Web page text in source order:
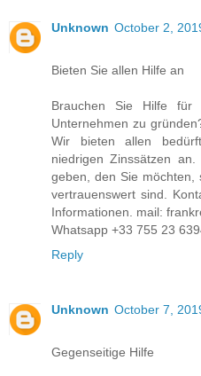
Unknown October 2,
Bieten Sie allen Hilfe an
Brauchen Sie Hilfe
Unternehmen zu
Wir bieten allen
niedrigen Zinssätzen
geben, den Sie möchten,
vertrauenswert sind.
Informationen. mail:
Whatsapp +33 755 23
Reply
Unknown October 7,
Gegenseitige Hilfe